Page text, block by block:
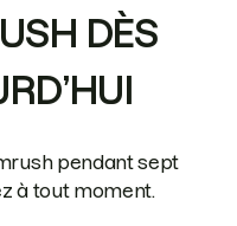
DÈS
pendant sept
à tout moment.